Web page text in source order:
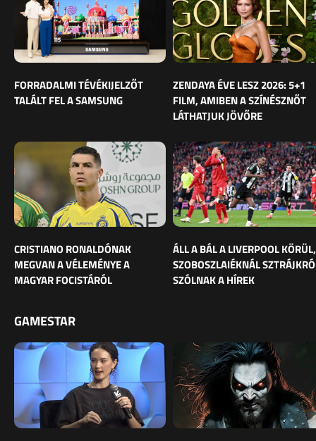
FORRADALMI TÉVÉKIJELZŐT
TALÁLT FEL A SAMSUNG
ZENDAYA ÉVE LESZ 2026: 5+1
FILM, AMIBEN A SZÍNÉSZNŐT
LÁTHATJUK JÖVŐRE
CRISTIANO RONALDÓNAK
MEGVAN A VÉLEMÉNYE A
MAGYAR FOCISTÁRÓL
ÁLL A BÁL A LIVERPOOL KÖRÜL,
SZOBOSZLAIÉKNÁL
SZÓLNAK A HÍREK
GAMESTAR